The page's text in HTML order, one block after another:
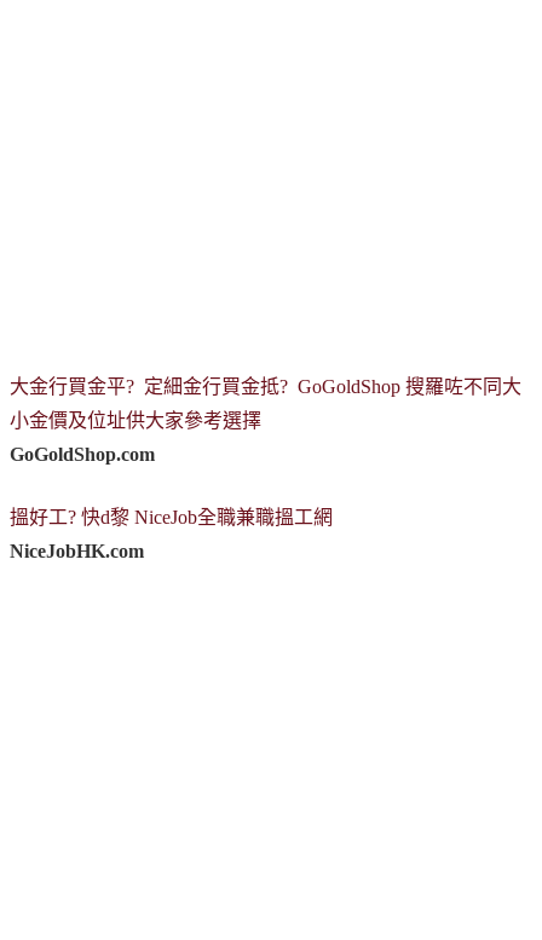
大金行買金平? 定細金行買金抵? GoGoldShop 搜羅咗不同大
小金價及位址供大家參考選擇
GoGoldShop.com
搵好工? 快d黎 NiceJob全職兼職搵工網
NiceJobHK.com